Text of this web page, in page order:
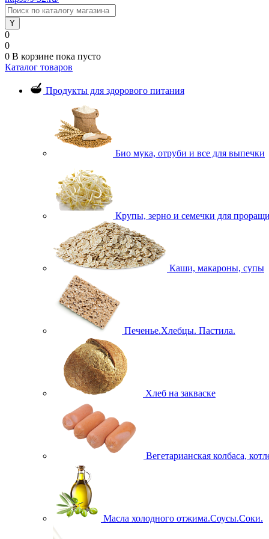
0
0
0 В корзине пока пусто
Каталог товаров
Продукты для здорового питания
Био мука, отруби и все для выпечки
Крупы, зерно и семечки для
Каши, макароны, супы
Печенье.Хлебцы. Пастила.
Хлеб на закваске
Вегетарианская колбаса,
Масла холодного отжима.Соусы.Соки.